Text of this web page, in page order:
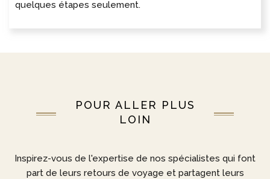
quelques étapes seulement.
POUR ALLER PLUS
LOIN
Inspirez-vous de l'expertise de nos spécialistes qui font
part de leurs retours de voyage et partagent leurs